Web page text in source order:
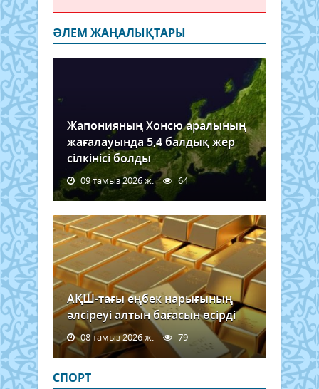
ӘЛЕМ ЖАҢАЛЫҚТАРЫ
Жапонияның Хонсю аралының
жағалауында 5,4 балдық жер
сілкінісі болды
09 тамыз 2026 ж. 64
АҚШ-тағы еңбек нарығының
әлсіреуі алтын бағасын өсірді
08 тамыз 2026 ж. 79
СПОРТ